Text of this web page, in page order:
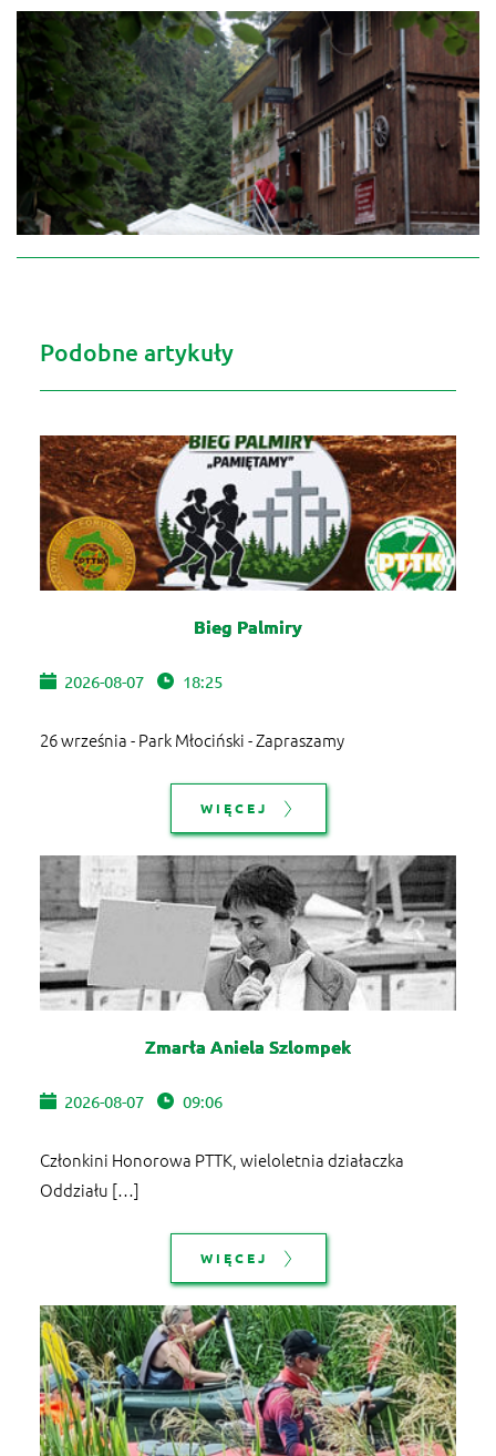
Podobne artykuły
Bieg Palmiry
2026-08-07 18:25
26 września - Park Młociński - Zapraszamy
WIĘCEJ
Zmarła Aniela Szlompek
2026-08-07 09:06
Członkini Honorowa PTTK, wieloletnia działaczka
Oddziału […]
WIĘCEJ